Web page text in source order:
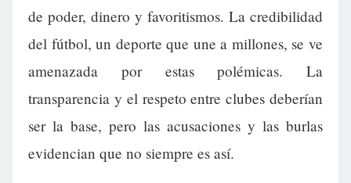
de poder, dinero y favoritismos. La credibilidad
del fútbol, un deporte que une a millones, se ve
amenazada por estas polémicas. La
transparencia y el respeto entre clubes deberían
ser la base, pero las acusaciones y las burlas
evidencian que no siempre es así.